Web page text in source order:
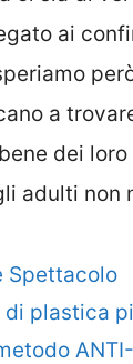
ai
a
dei
adulti non
Spettacolo
plastica